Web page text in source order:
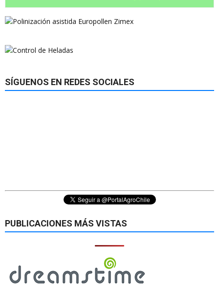
SÍGUENOS EN REDES SOCIALES
PUBLICACIONES MÁS VISTAS